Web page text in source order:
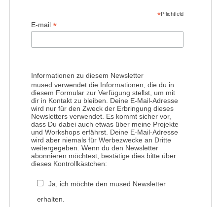
*Pflichtfeld
E-mail *
Informationen zu diesem Newsletter
mused verwendet die Informationen, die du in
diesem Formular zur Verfügung stellst, um mit
dir in Kontakt zu bleiben. Deine E-Mail-Adresse
wird nur für den Zweck der Erbringung dieses
Newsletters verwendet. Es kommt sicher vor,
dass Du dabei auch etwas über meine Projekte
und Workshops erfährst. Deine E-Mail-Adresse
wird aber niemals für Werbezwecke an Dritte
weitergegeben. Wenn du den Newsletter
abonnieren möchtest, bestätige dies bitte über
dieses Kontrollkästchen:
Ja, ich möchte den mused Newsletter
erhalten.
a
f
o
r
: